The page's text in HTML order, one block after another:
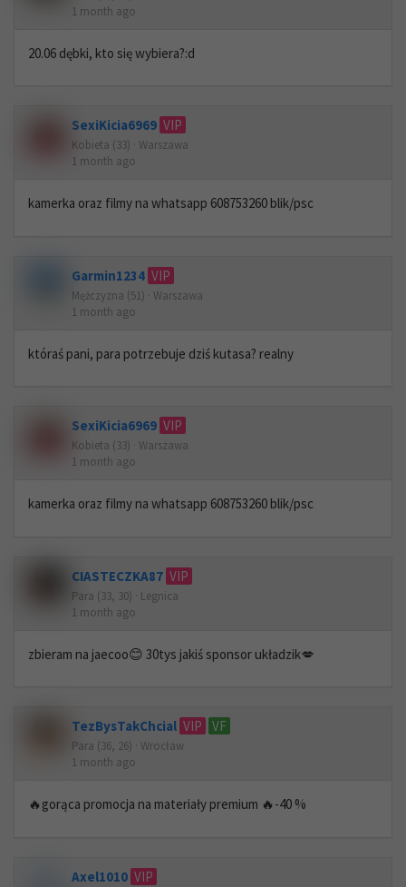
1 month ago
20.06 dębki, kto się wybiera?:d
SexiKicia6969 VIP
Kobieta (33) · Warszawa
1 month ago
kamerka oraz filmy na whatsapp 608753260 blik/psc
Garmin1234 VIP
Mężczyzna (51) · Warszawa
1 month ago
któraś pani, para potrzebuje dziś kutasa? realny
SexiKicia6969 VIP
Kobieta (33) · Warszawa
1 month ago
kamerka oraz filmy na whatsapp 608753260 blik/psc
CIASTECZKA87 VIP
Para (33, 30) · Legnica
1 month ago
zbieram na jaecoo😊 30tys jakiś sponsor układzik💋
TezBysTakChcial VIP VF
Para (36, 26) · Wrocław
1 month ago
🔥gorąca promocja na materiały premium 🔥-40 %
Axel1010 VIP